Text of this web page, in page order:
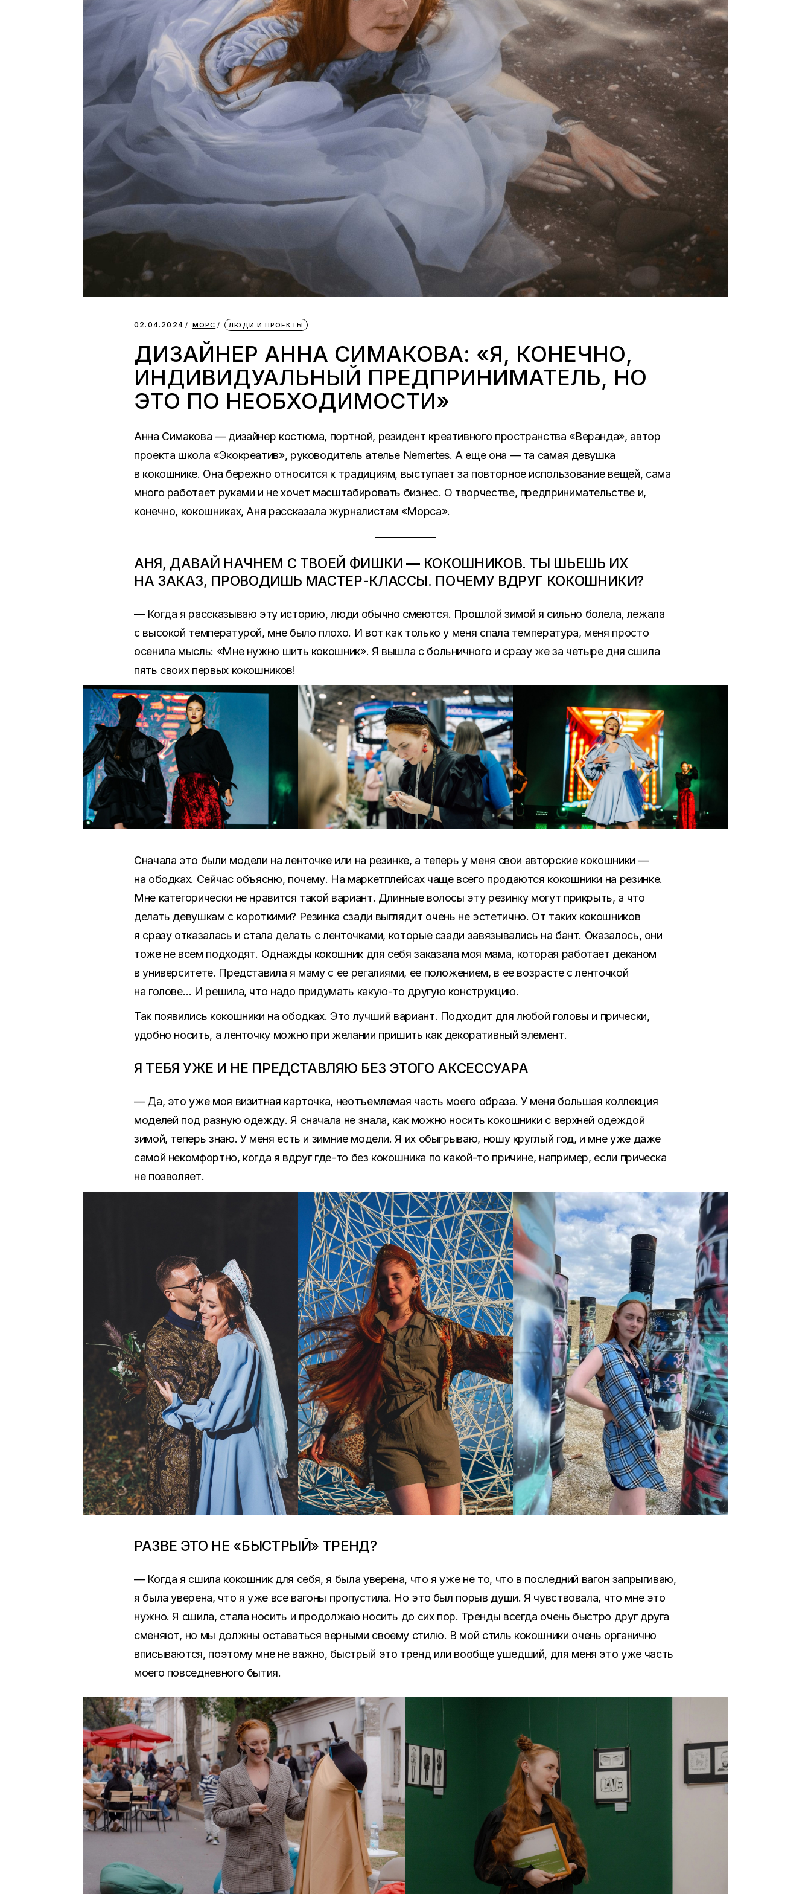
02.04.2024 МОРС ЛЮДИ И ПРОЕКТЫ
ДИЗАЙНЕР АННА СИМАКОВА: «Я, КОНЕЧНО,
ИНДИВИДУАЛЬНЫЙ ПРЕДПРИНИМАТЕЛЬ, НО
ЭТО ПО НЕОБХОДИМОСТИ»
Анна Симакова — дизайнер костюма, портной, резидент креативного пространства «Веранда», автор
проекта школа «Экокреатив», руководитель ателье Nemertes. А еще она — та самая девушка
в кокошнике. Она бережно относится к традициям, выступает за повторное использование вещей, сама
много работает руками и не хочет масштабировать бизнес. О творчестве, предпринимательстве и,
конечно, кокошниках, Аня рассказала журналистам «Морса».
АНЯ, ДАВАЙ НАЧНЕМ С ТВОЕЙ ФИШКИ — КОКОШНИКОВ. ТЫ ШЬЕШЬ ИХ
НА ЗАКАЗ, ПРОВОДИШЬ МАСТЕР-КЛАССЫ. ПОЧЕМУ ВДРУГ КОКОШНИКИ?
— Когда я рассказываю эту историю, люди обычно смеются. Прошлой зимой я сильно болела, лежала
с высокой температурой, мне было плохо. И вот как только у меня спала температура, меня просто
осенила мысль: «Мне нужно шить кокошник». Я вышла с больничного и сразу же за четыре дня сшила
пять своих первых кокошников!
Сначала это были модели на ленточке или на резинке, а теперь у меня свои авторские кокошники —
на ободках. Сейчас объясню, почему. На маркетплейсах чаще всего продаются кокошники на резинке.
Мне категорически не нравится такой вариант. Длинные волосы эту резинку могут прикрыть, а что
делать девушкам с короткими? Резинка сзади выглядит очень не эстетично. От таких кокошников
я сразу отказалась и стала делать с ленточками, которые сзади завязывались на бант. Оказалось, они
тоже не всем подходят. Однажды кокошник для себя заказала моя мама, которая работает деканом
в университете. Представила я маму с ее регалиями, ее положением, в ее возрасте с ленточкой
на голове… И решила, что надо придумать какую-то другую конструкцию.
Так появились кокошники на ободках. Это лучший вариант. Подходит для любой головы и прически,
удобно носить, а ленточку можно при желании пришить как декоративный элемент.
Я ТЕБЯ УЖЕ И НЕ ПРЕДСТАВЛЯЮ БЕЗ ЭТОГО АКСЕССУАРА
— Да, это уже моя визитная карточка, неотъемлемая часть моего образа. У меня большая коллекция
моделей под разную одежду. Я сначала не знала, как можно носить кокошники с верхней одеждой
зимой, теперь знаю. У меня есть и зимние модели. Я их обыгрываю, ношу круглый год, и мне уже даже
самой некомфортно, когда я вдруг где-то без кокошника по какой-то причине, например, если прическа
не позволяет.
РАЗВЕ ЭТО НЕ «БЫСТРЫЙ» ТРЕНД?
— Когда я сшила кокошник для себя, я была уверена, что я уже не то, что в последний вагон запрыгиваю,
я была уверена, что я уже все вагоны пропустила. Но это был порыв души. Я чувствовала, что мне это
нужно. Я сшила, стала носить и продолжаю носить до сих пор. Тренды всегда очень быстро друг друга
сменяют, но мы должны оставаться верными своему стилю. В мой стиль кокошники очень органично
вписываются, поэтому мне не важно, быстрый это тренд или вообще ушедший, для меня это уже часть
моего повседневного бытия.